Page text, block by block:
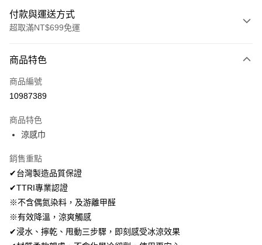
付款與運送方式
超取滿NT$699免運
信用卡一次付款
超商取貨付款
Apple Pay
街口支付
悠遊付
ATM付款
商品特色
商品編號
10987389
商品特色
涼感巾
銷售重點
✔台灣製造品質保證
✔TTRI專業認證
※不含偶氮染料，及游離甲醛
※有效降溫，涼爽觸感
✔浸水、擰乾、甩動三步驟，即刻感受冰涼效果